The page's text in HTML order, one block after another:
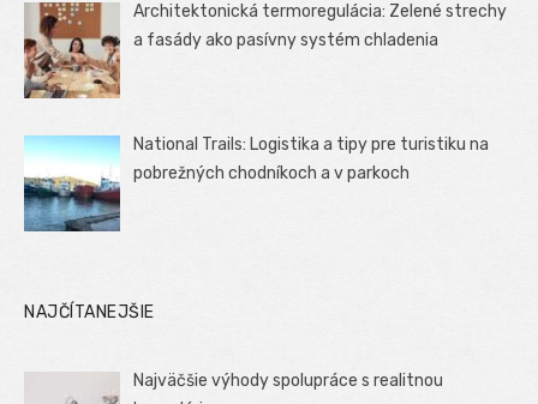
Architektonická termoregulácia: Zelené strechy
a fasády ako pasívny systém chladenia
National Trails: Logistika a tipy pre turistiku na
pobrežných chodníkoch a v parkoch
NAJČÍTANEJŠIE
Najväčšie výhody spolupráce s realitnou